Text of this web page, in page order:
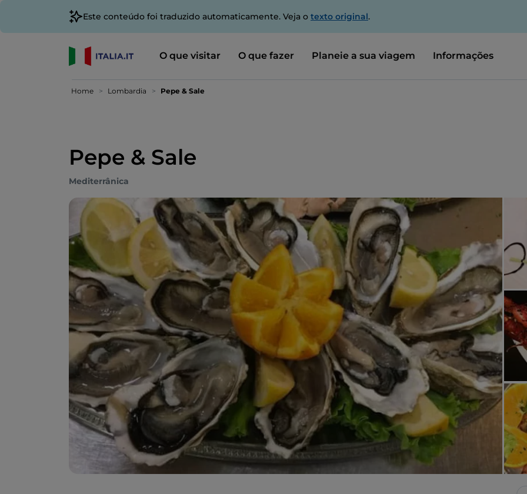
Este conteúdo foi traduzido automaticamente. Veja o texto original.
O que visitar O que fazer Planeie a sua viagem Informações
Home Lombardia Pepe & Sale
Pepe & Sale
Mediterrânica